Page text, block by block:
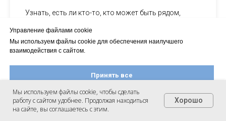
Управление файлами cookie
Мы используем файлы cookie для обеспечения наилучшего
взаимодействия с сайтом.
Принять все
Настроить файлы cookie
Узнать, есть ли кто-то, кто может быть рядом,
Антикризисный план
Помочь составить памятку, что делать, когда
совсем плохо / антикризисный план (кому и куда
позвонить, какие действия можно предпринять)
Мы используем файлы cookie, чтобы сделать
работу с сайтом удобнее. Продолжая находиться
на сайте, вы соглашаетесь с этим.
Хорошо